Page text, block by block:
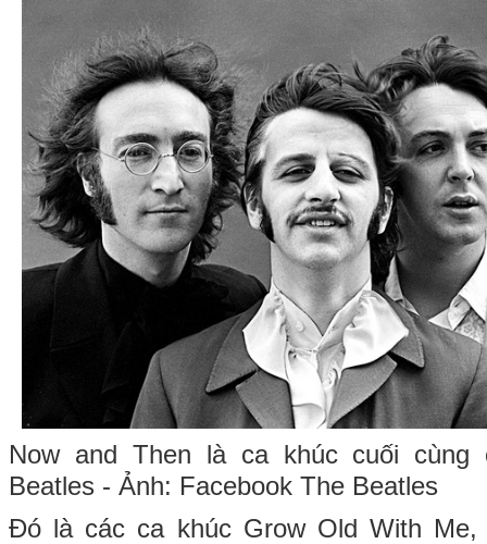
Now and Then là ca khúc cuối cùng
Beatles - Ảnh: Facebook The Beatles
Đó là các ca khúc Grow Old With Me,